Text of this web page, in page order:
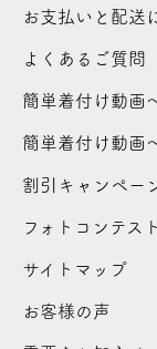
お支払いと配送
よくあるご質問
簡単着付け動画
簡単着付け動画
割引キャンペー
フォトコンテス
サイトマップ
お客様の声